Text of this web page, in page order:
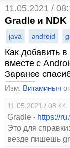
11.05.2021 /
Gradle и NDK
java android
Как добавить
вместе с
Заранее
Изм. Витаминыч
11.05.2021 / 08:44
Gradle - https://
Это для
везде пишешь